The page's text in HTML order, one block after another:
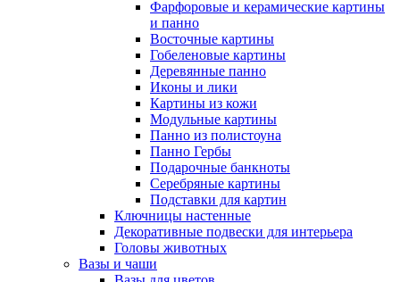
Фарфоровые и керамические картины
и панно
Восточные картины
Гобеленовые картины
Деревянные панно
Иконы и лики
Картины из кожи
Модульные картины
Панно из полистоуна
Панно Гербы
Подарочные банкноты
Серебряные картины
Подставки для картин
Ключницы настенные
Декоративные подвески для интерьера
Головы животных
Вазы и чаши